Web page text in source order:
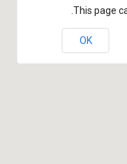
This page
OK